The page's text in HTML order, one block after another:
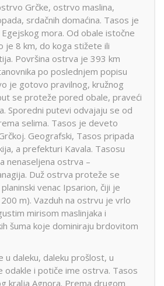
Grčke, ostrvo maslina,
srdačnih domaćina. Tasos je
mora. Od obale istočne
je 8 km, do koga stižete ili
Površina ostrva je 393 km
po poslednjem popisu
je gotovo pravilnog, kružnog
se proteže pored obale, praveći
Sporedni putevi odvajaju se od
selima. Tasos je deveto
Geografski, Tasos pripada
a prefekturi Kavala. Tasosu
nenaseljena ostrva –
Duž ostrva proteže se
venac Ipsarion, čiji je
m). Vazduh na ostrvu je vrlo
mirisom maslinjaka i
šuma koje dominiraju brdovitom
u daleku, daleku prošlost, u
odakle i potiče ime ostrva. Tasos
kralja Agnora. Prema drugom